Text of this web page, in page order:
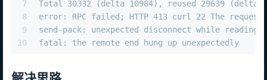
6
7
8
9
Writing objects: 100% (30332/30332), 54.45 MiB
Total 30332 (delta 10984), reused 29639 (delta
error: RPC failed; HTTP 413 curl 22 The
send-pack: unexpected disconnect while reading